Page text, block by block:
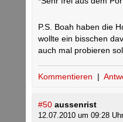
P.S. Boah haben die
wollte ein bisschen
auch mal probieren
Kommentieren |
#50 aussenrist
12.07.2010 um 09:28 Uhr